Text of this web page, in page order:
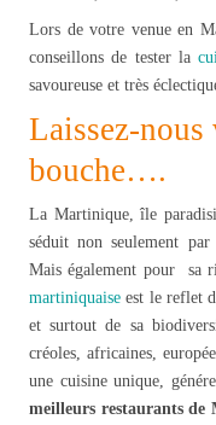
Lors de votre venue en
conseillons de tester la
savoureuse et très
Laissez-nous
bouche….
La Martinique, île
séduit non seulement par
Mais également pour sa
martiniquaise est le reflet
et surtout de sa
créoles, africaines,
une cuisine unique,
meilleurs restaurants de